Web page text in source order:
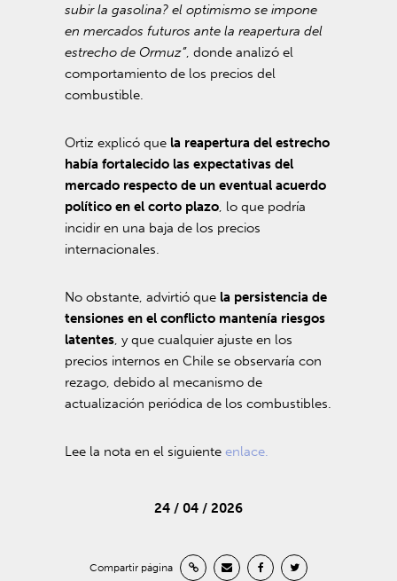
subir la gasolina? el optimismo se impone
en mercados futuros ante la reapertura del
estrecho de Ormuz”, donde analizó el
comportamiento de los precios del
combustible.
Ortiz explicó que la reapertura del estrecho
había fortalecido las expectativas del
mercado respecto de un eventual acuerdo
político en el corto plazo, lo que podría
incidir en una baja de los precios
internacionales.
No obstante, advirtió que la persistencia de
tensiones en el conflicto mantenía riesgos
latentes, y que cualquier ajuste en los
precios internos en Chile se observaría con
rezago, debido al mecanismo de
actualización periódica de los combustibles.
Lee la nota en el siguienteenlace.
24 / 04 / 2026
Compartir página